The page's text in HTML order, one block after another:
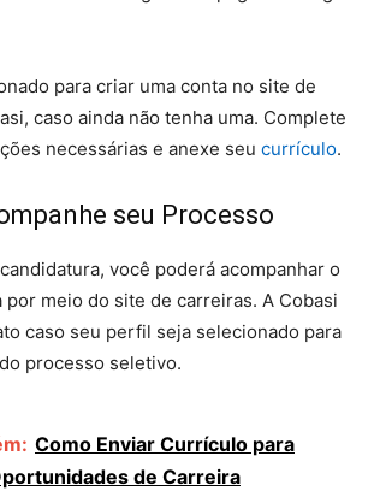
para criar uma conta no site de
caso ainda não tenha uma. Complete
necessárias e anexe seu currículo.
seu Processo
você poderá acompanhar o
por meio do site de carreiras. A Cobasi
caso seu perfil seja selecionado para
processo seletivo.
Como Enviar Currículo para
de Carreira